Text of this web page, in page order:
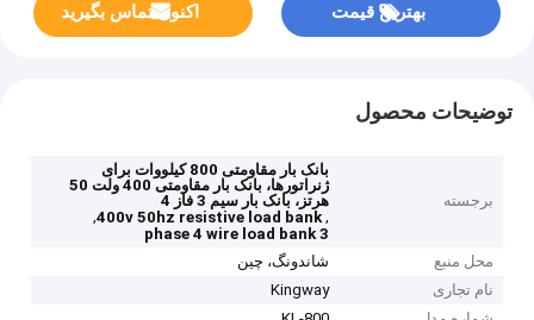
بهترین قیمت اکنون تماس بگیرید
توضیحات محصول
برجسته
بانک بار مقاومتی 800 کیلووات برای
ژنراتورها، بانک بار مقاومتی 400 ولت 50
هرتز، بانک بار سیم 3 فاز 4
,
400v 50hz resistive load bank
,
3 phase 4 wire load bank
محل منبع
شاندونگ، چین
نام تجاری
Kingway